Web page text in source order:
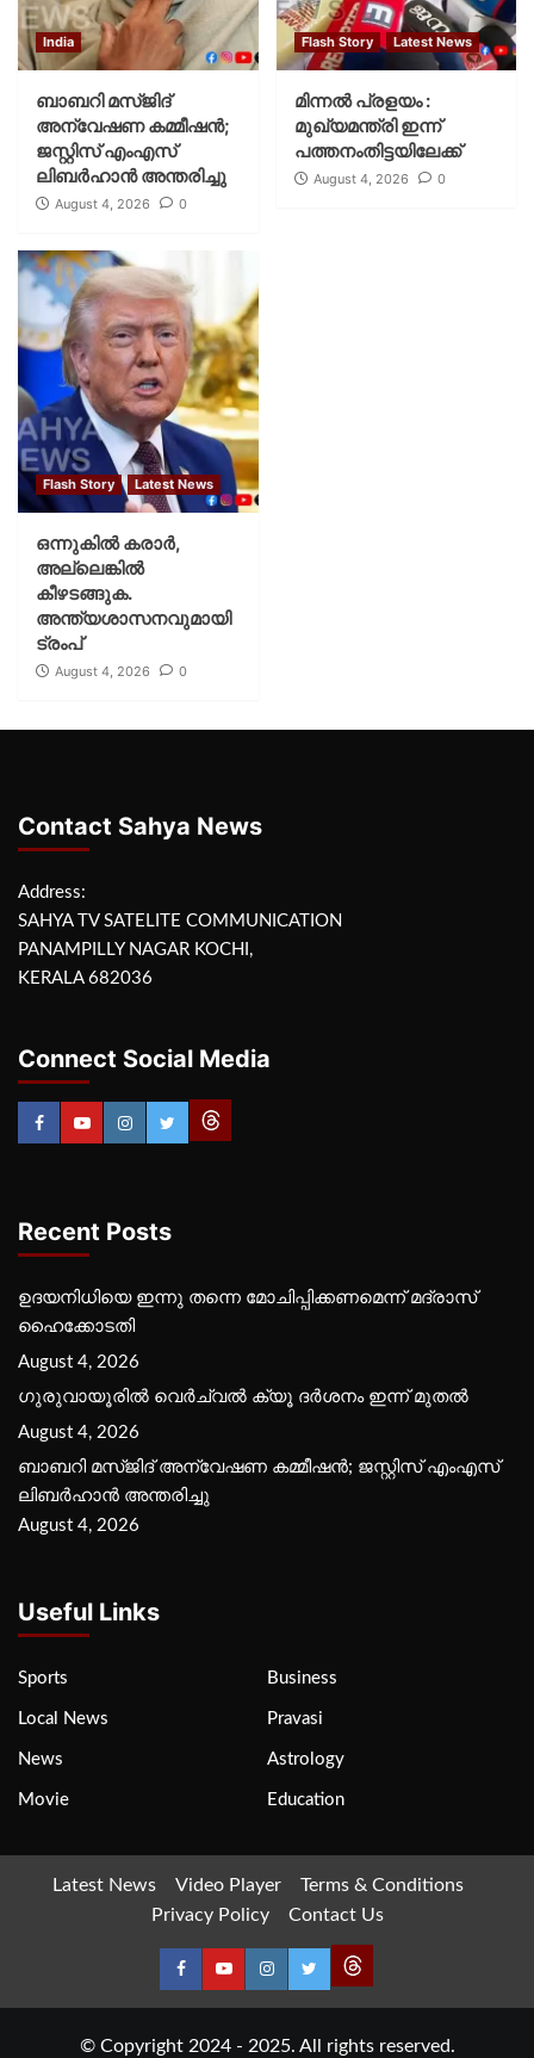
India
ബാബറി മസ്ജിദ്
അന്വേഷണ കമ്മീഷന്‍;
ജസ്റ്റിസ് എംഎസ്
ലിബര്‍ഹാന്‍ അന്തരിച്ചു
August 4, 2026 0
Flash Story Latest News
മിന്നല്‍ പ്രളയം :
മുഖ്യമന്ത്രി ഇന്ന്
പത്തനംതിട്ടയിലേക്ക്
August 4, 2026 0
Flash Story Latest News
ഒന്നുകില്‍ കരാര്‍,
അല്ലെങ്കില്‍
കീഴടങ്ങുക.
അന്ത്യശാസനവുമായി
ട്രംപ്
August 4, 2026 0
Contact Sahya News
Address:
SAHYA TV SATELITE COMMUNICATION
PANAMPILLY NAGAR KOCHI,
KERALA 682036
Connect Social Media
Recent Posts
ഉദയനിധിയെ ഇന്നു തന്നെ മോചിപ്പിക്കണമെന്ന് മദ്രാസ്
ഹൈക്കോടതി
August 4, 2026
ഗുരുവായൂരില്‍ വെര്‍ച്വല്‍ ക്യൂ ദര്‍ശനം ഇന്ന് മുതല്‍
August 4, 2026
ബാബറി മസ്ജിദ് അന്വേഷണ കമ്മീഷന്‍; ജസ്റ്റിസ് എംഎസ്
ലിബര്‍ഹാന്‍ അന്തരിച്ചു
August 4, 2026
Useful Links
Sports Business
Local News Pravasi
News Astrology
Movie Education
Latest News Video Player
Terms & Conditions
Privacy Policy
Contact Us
© Copyright 2024 - 2025. All rights reserved.